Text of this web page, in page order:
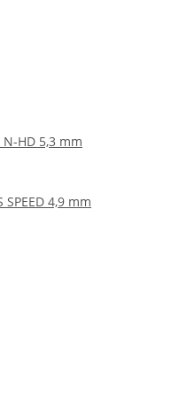
HD 5,3 mm